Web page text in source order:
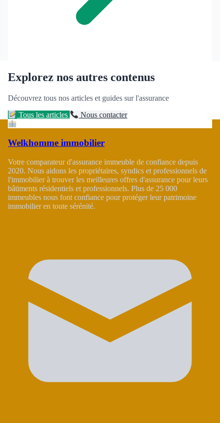
Explorez nos autres contenus
Découvrez tous nos articles et guides sur l'assurance
Tous les articles Nous contacter
Welkhomme immobilier
Votre comparateur d'assurance immeuble de confiance depuis
2020. Nous aidons les propriétaires, syndics et professionnels de
l'immobilier à trouver les meilleures offres d'assurance pour leurs
bâtiments résidentiels et professionnels. Plus de 25 000
immeubles nous font confiance pour protéger leur patrimoine
immobilier en toute sérénité.